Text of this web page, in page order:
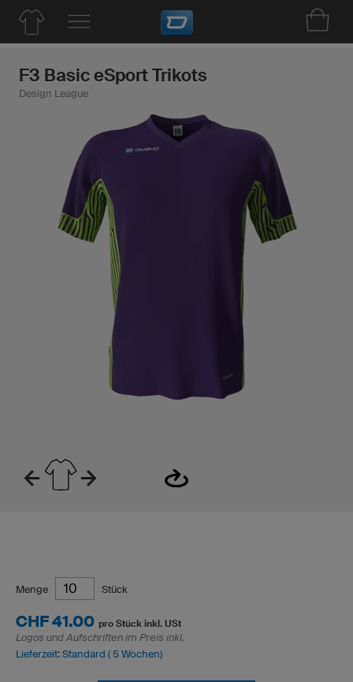
F3 Basic eSport Trikots
Design League
Menge Stück
CHF 41.00 pro Stück inkl. USt
Logos und Aufschriften im Preis inkl.
Lieferzeit: Standard ( 5 Wochen)